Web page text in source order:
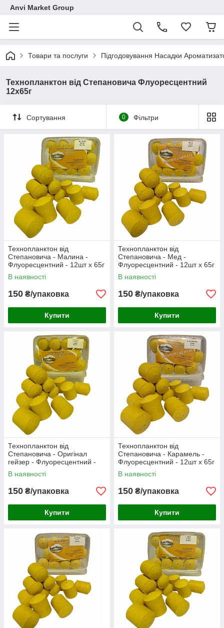
Anvi Market Group
Товари та послуги Підгодовування Насадки
Технопланктон від Степановича Флуоресцентний
12х65г
Сортування 0 Фільтри
Технопланктон від
Степановича - Малина -
Флуоресцентний - 12шт x 65г
В наявності
150 ₴/упаковка
Купити
Технопланктон від
Степановича - Мед -
Флуоресцентний - 12шт x 65г
В наявності
150 ₴/упаковка
Купити
Технопланктон від
Степановича - Оригінал
гейзер - Флуоресцентний -
12шт x 65г
В наявності
150 ₴/упаковка
Купити
Технопланктон від
Степановича - Карамель -
Флуоресцентний - 12шт x 65г
В наявності
150 ₴/упаковка
Купити